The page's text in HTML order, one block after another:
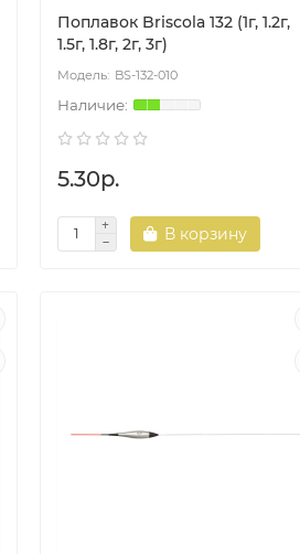
Поплавок Briscola 132 (1г, 1.2г,
1.5г, 1.8г, 2г, 3г)
BS-132-010
5.30р.
В корзину